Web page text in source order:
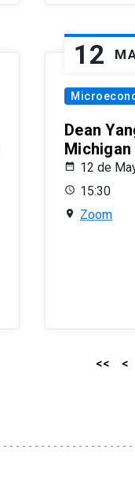
12
Dean
Michigan
12 de
15:30
Zoom
<< <